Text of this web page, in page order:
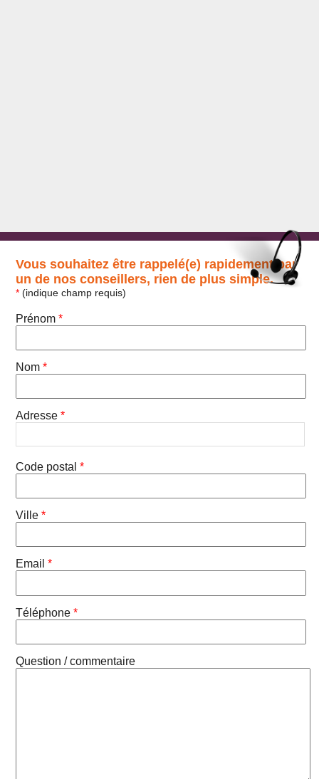
Vous souhaitez être rappelé(e) rapidement par
un de nos conseillers, rien de plus simple.
* (indique champ requis)
Prénom*
Nom*
Adresse*
Code postal*
Ville*
Email*
Téléphone*
Question / commentaire